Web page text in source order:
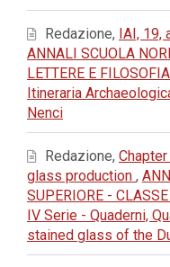
Redazione, IAI, 19,
ANNALI SCUOLA
LETTERE E
Itineraria
Nenci
Redazione,
glass production ,
SUPERIORE -
IV Serie - Quaderni,
stained glass of the